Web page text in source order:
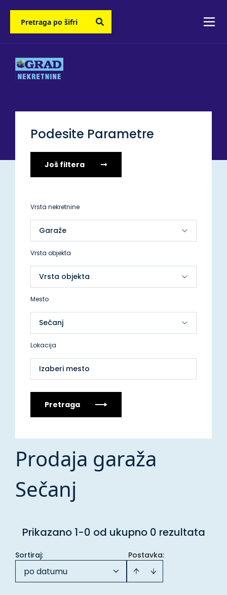
Podesite Parametre
Još filtera
Vrsta nekretnine
Vrsta objekta
Mesto
Lokacija
Izaberi mesto
Pretraga
Prodaja garaža
Sečanj
Prikazano 1-0 od ukupno 0 rezultata
Postavka:
Sortiraj:
po datumu